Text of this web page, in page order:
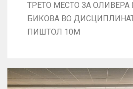
ТРЕТО МЕСТО ЗА ОЛИВЕРА
БИКОВА ВО
ПИШТОЛ 10М